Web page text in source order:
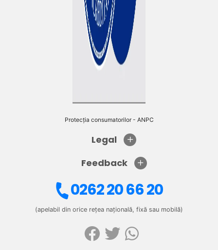
Protecția consumatorilor - ANPC
Legal
Feedback
0262 20 66 20
(apelabil din orice rețea națională, fixă sau mobilă)